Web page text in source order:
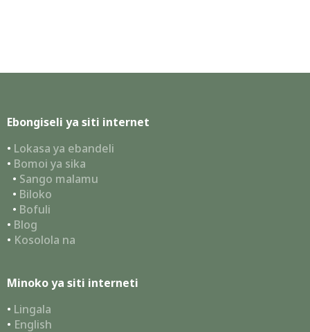
Ebongiseli ya siti internet
• Lokasa ya ebandeli
• Bomoi ya sika
• Sango malamu
• Biloko
• Bofuli
• Blog
• Kosolola na
Minoko ya siti interneti
• Lingala
• English